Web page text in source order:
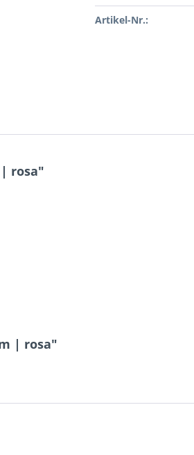
Artikel-Nr.:
rosa"
| rosa"